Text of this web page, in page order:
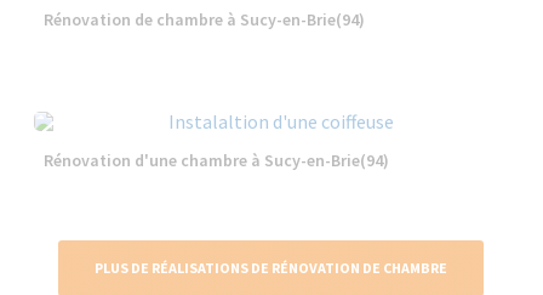
Rénovation de chambre à Sucy-en-Brie(94)
Rénovation d'une chambre à Sucy-en-Brie(94)
PLUS DE RÉALISATIONS DE RÉNOVATION DE CHAMBRE